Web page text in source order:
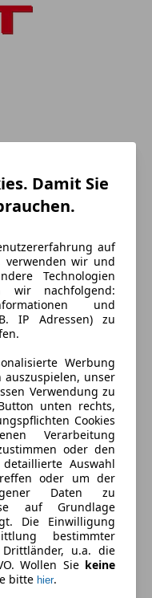
Damit Sie
auf
verwenden wir und
Technologien
wir nachfolgend:
und
IP Adressen) zu
Werbung
unser
Verwendung zu
unten rechts,
Cookies
Verarbeitung
oder den
Auswahl
oder um der
Daten zu
auf Grundlage
Die Einwilligung
bestimmter
u.a. die
Wollen Sie keine
bitte hier.